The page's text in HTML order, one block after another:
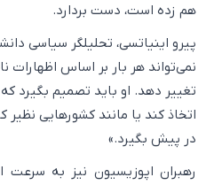
هم زده است، دست بردارد.
پیرو اینیاتسی، تحلیلگر سیاسی
نمی‌تواند هر بار بر اساس اظهارات
تغییر دهد. او باید تصمیم بگیرد
اتخاذ کند یا مانند کشورهایی نظیر
در پیش بگیرد.»
رهبران اپوزیسیون نیز به سرعت